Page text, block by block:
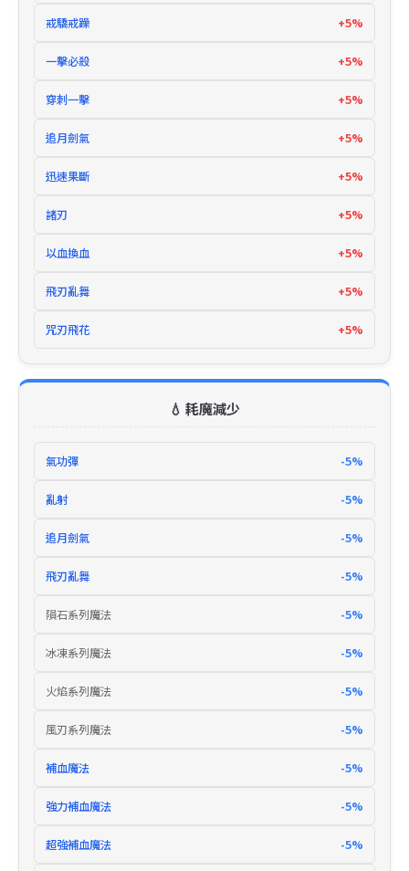
戒驕戒躁 +5%
一擊必殺 +5%
穿刺一擊 +5%
追月劍氣 +5%
迅速果斷 +5%
諸刃 +5%
以血換血 +5%
飛刃亂舞 +5%
咒刃飛花 +5%
💧 耗魔減少
氣功彈 -5%
亂射 -5%
追月劍氣 -5%
飛刃亂舞 -5%
隕石系列魔法 -5%
冰凍系列魔法 -5%
火焰系列魔法 -5%
風刃系列魔法 -5%
補血魔法 -5%
強力補血魔法 -5%
超強補血魔法 -5%